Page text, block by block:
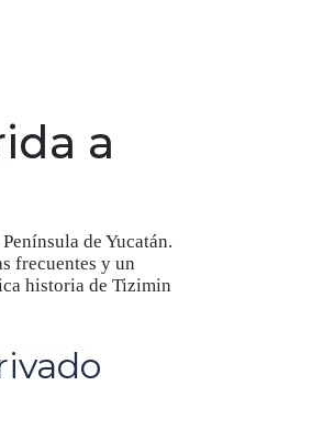
a
de Yucatán.
frecuentes y un
historia de Tizimin